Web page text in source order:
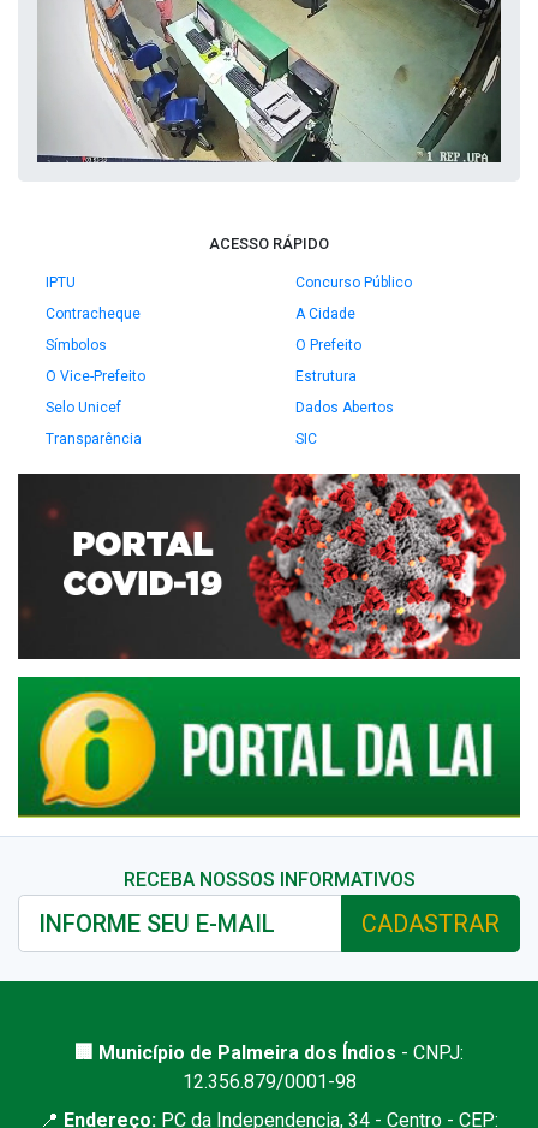
ACESSO RÁPIDO
IPTU
Concurso Público
Contracheque
A Cidade
Símbolos
O Prefeito
O Vice-Prefeito
Estrutura
Selo Unicef
Dados Abertos
Transparência
SIC
RECEBA NOSSOS INFORMATIVOS
CADASTRAR
🏢 Município de Palmeira dos Índios - CNPJ:
12.356.879/0001-98
📍 Endereço: PC da Independencia, 34 - Centro - CEP: